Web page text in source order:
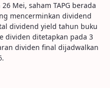
Mei, saham TAPG berada
mencerminkan dividend
dividend yield tahun buku
dividen ditetapkan pada 3
dividen final dijadwalkan